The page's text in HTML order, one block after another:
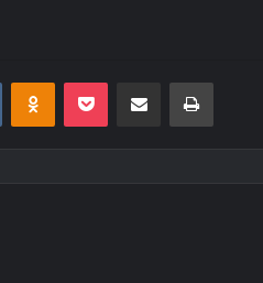
VKontakteOdnoklassniki
Pocket E-Posta ile paylaş Yazdır